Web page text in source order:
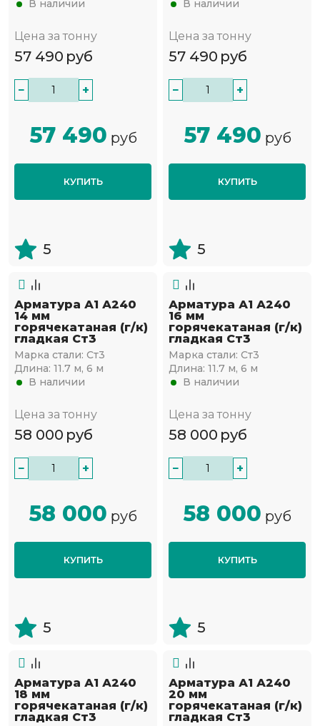
В наличии
Цена за тонну
57 490 руб
− +
57 490 руб
КУПИТЬ
5
В наличии
Цена за тонну
57 490 руб
− +
57 490 руб
КУПИТЬ
5
Арматура А1 А240
14 мм
горячекатаная (г/к)
гладкая Ст3
Марка стали: Ст3
Длина: 11.7 м, 6 м
В наличии
Цена за тонну
58 000 руб
− +
58 000 руб
КУПИТЬ
5
Арматура А1 А240
16 мм
горячекатаная (г/к)
гладкая Ст3
Марка стали: Ст3
Длина: 11.7 м, 6 м
В наличии
Цена за тонну
58 000 руб
− +
58 000 руб
КУПИТЬ
5
Арматура А1 А240
18 мм
горячекатаная (г/к)
гладкая Ст3
Арматура А1 А240
20 мм
горячекатаная (г/к)
гладкая Ст3